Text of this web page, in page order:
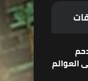
مزدحم
العوالم